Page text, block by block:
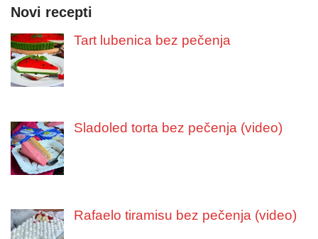
Novi recepti
Tart lubenica bez pečenja
Sladoled torta bez pečenja (video)
Rafaelo tiramisu bez pečenja (video)